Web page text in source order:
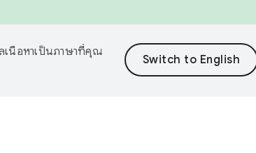
เนื้อหาเป็นภาษาที่คุณ